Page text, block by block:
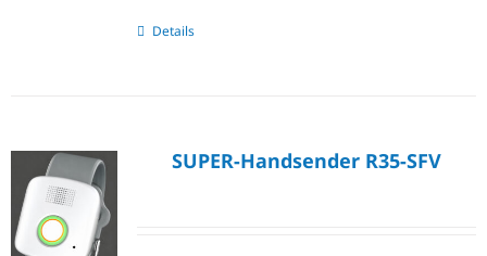
Details
SUPER-Handsender R35-SFV